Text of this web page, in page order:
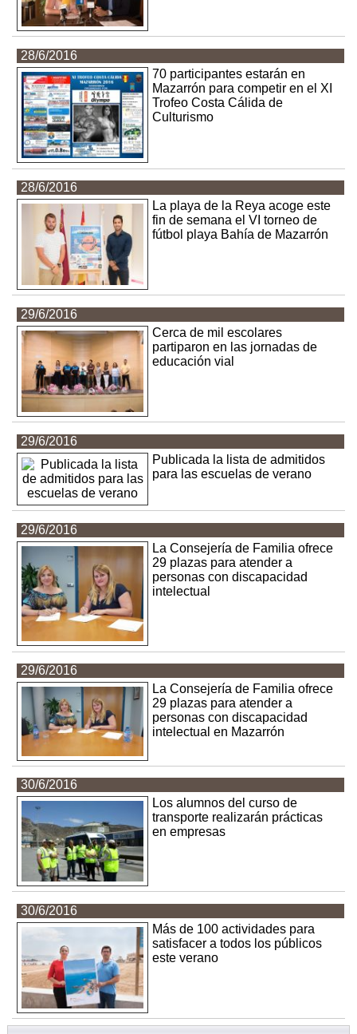
28/6/2016
70 participantes estarán en
Mazarrón para competir en el XI
Trofeo Costa Cálida de
Culturismo
28/6/2016
La playa de la Reya acoge este
fin de semana el VI torneo de
fútbol playa Bahía de Mazarrón
29/6/2016
Cerca de mil escolares
partiparon en las jornadas de
educación vial
29/6/2016
Publicada la lista de admitidos
para las escuelas de verano
29/6/2016
La Consejería de Familia ofrece
29 plazas para atender a
personas con discapacidad
intelectual
29/6/2016
La Consejería de Familia ofrece
29 plazas para atender a
personas con discapacidad
intelectual en Mazarrón
30/6/2016
Los alumnos del curso de
transporte realizarán prácticas
en empresas
30/6/2016
Más de 100 actividades para
satisfacer a todos los públicos
este verano